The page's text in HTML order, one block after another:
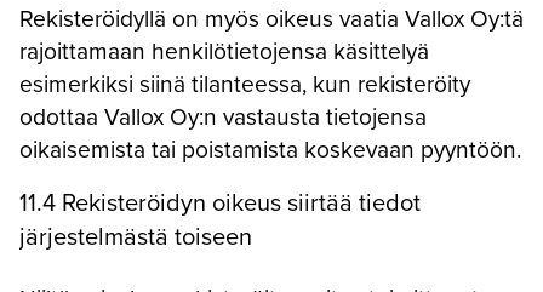
Rekisteröidyllä on myös oikeus vaatia Vallox Oy:tä
rajoittamaan henkilötietojensa käsittelyä
esimerkiksi siinä tilanteessa, kun rekisteröity
odottaa Vallox Oy:n vastausta tietojensa
oikaisemista tai poistamista koskevaan pyyntöön.
11.4 Rekisteröidyn oikeus siirtää tiedot
järjestelmästä toiseen